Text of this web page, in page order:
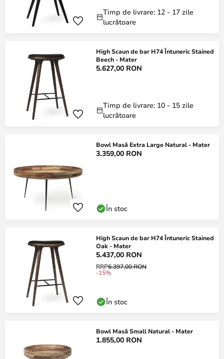
Timp de livrare: 12 - 17 zile
lucrătoare
High Scaun de bar H74 Întuneric Stained
Beech - Mater
5.627,00 RON
Timp de livrare: 10 - 15 zile
lucrătoare
Bowl Masă Extra Large Natural - Mater
3.359,00 RON
În stoc
High Scaun de bar H74 Întuneric Stained
Oak - Mater
5.437,00 RON
RRP6.397,00 RON
-15%
În stoc
Bowl Masă Small Natural - Mater
1.855,00 RON